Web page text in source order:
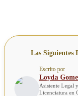
Las Siguientes
Escrito por
Loyda
Asistente Legal
Licenciatura en